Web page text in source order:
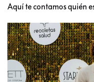
Aquí te contamos quién